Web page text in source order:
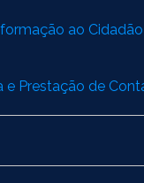
ao Cidadão
e Prestação de